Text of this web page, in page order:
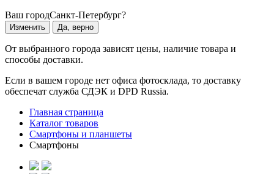
Ваш городСанкт-Петербург?
Изменить Да, верно
От выбранного города зависят цены, наличие товара и
способы доставки.
Если в вашем городе нет офиса фотосклада, то доставку
обеспечат служба СДЭК и DPD Russia.
Главная страница
Каталог товаров
Смартфоны и планшеты
Смартфоны